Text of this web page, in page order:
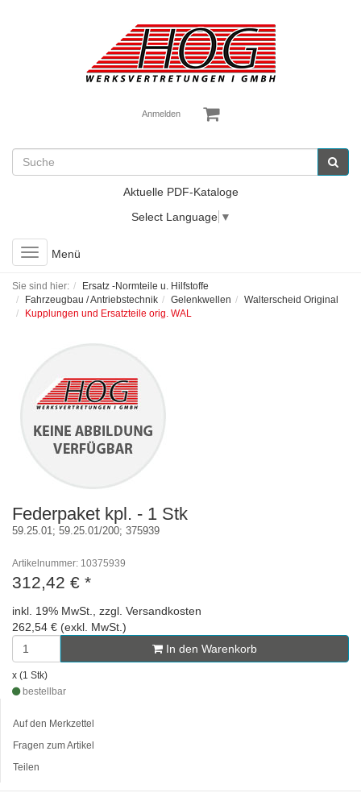
Anmelden
Aktuelle PDF-Kataloge
Select Language ▼
Toggle
navigation
Menü
Sie sind hier:
Ersatz -Normteile u. Hilfstoffe
Fahrzeugbau / Antriebstechnik
Gelenkwellen
Walterscheid Original
Kupplungen und Ersatzteile orig. WAL
Federpaket kpl. - 1 Stk
59.25.01; 59.25.01/200; 375939
Artikelnummer: 10375939
312,42 € *
inkl. 19% MwSt., zzgl. Versandkosten
262,54 € (exkl. MwSt.)
In den Warenkorb
x (1 Stk)
bestellbar
Auf den Merkzettel
Fragen zum Artikel
Teilen